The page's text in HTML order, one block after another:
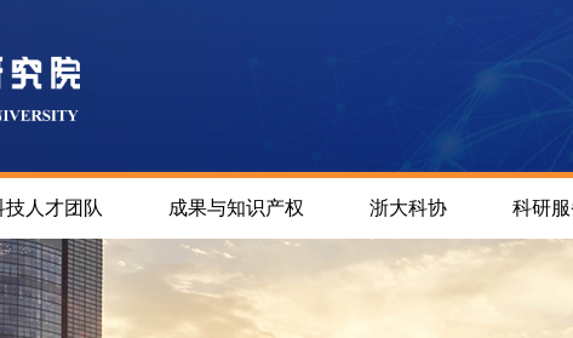
技人才团队 成果与知识产权 浙大科协 科研